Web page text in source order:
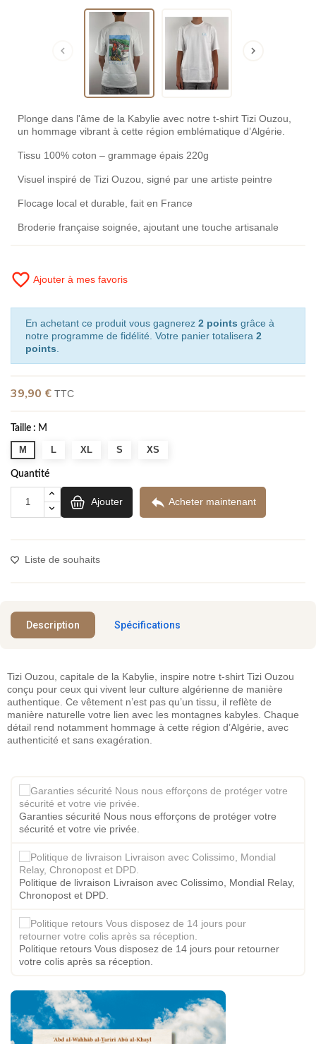
 
Plonge dans l'âme de la Kabylie avec notre t-shirt Tizi Ouzou,
un hommage vibrant à cette région emblématique d’Algérie.
Tissu 100% coton – grammage épais 220g
Visuel inspiré de Tizi Ouzou, signé par une artiste peintre
Flocage local et durable, fait en France
Broderie française soignée, ajoutant une touche artisanale
favorite_border Ajouter à mes favoris
En achetant ce produit vous gagnerez 2 points grâce à
notre programme de fidélité. Votre panier totalisera 2
points
39,90 € TTC
Taille : M
M L XL S XS
Quantité
Ajouter  Acheter maintenant
Liste de souhaits
Description Spécifications
Tizi Ouzou, capitale de la Kabylie, inspire notre t-shirt Tizi Ouzou
conçu pour ceux qui vivent leur culture algérienne de manière
authentique. Ce vêtement n’est pas qu’un tissu, il reflète de
manière naturelle votre lien avec les montagnes kabyles. Chaque
détail rend notamment hommage à cette région d’Algérie, avec
authenticité et sans exagération.
Garanties sécurité Nous nous efforçons de protéger votre
sécurité et votre vie privée.
Politique de livraison Livraison avec Colissimo, Mondial Relay,
Chronopost et DPD.
Politique retours Vous disposez de 14 jours pour retourner
votre colis après sa réception.